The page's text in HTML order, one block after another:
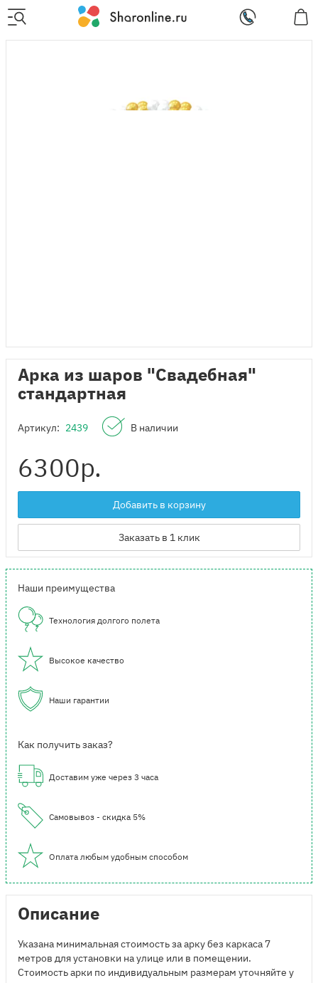
Арка из шаров "Свадебная"
стандартная
Артикул: 2439 В наличии
6300р.
Добавить в корзину
Заказать в 1 клик
Наши преимущества
Технология долгого полета
Высокое качество
Наши гарантии
Как получить заказ?
Доставим уже через 3 часа
Самовывоз - скидка 5%
Оплата любым удобным способом
Описание
Указана минимальная стоимость за арку без каркаса 7
метров для установки на улице или в помещении.
Стоимость арки по индивидуальным размерам уточняйте у